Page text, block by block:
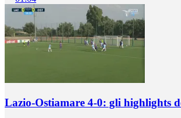
Lazio-Ostiamare 4-0: gli highlights